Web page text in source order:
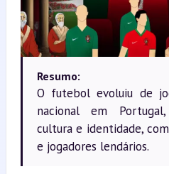
Resumo:
O futebol evoluiu de
nacional em
cultura e identidade,
e jogadores lendários.